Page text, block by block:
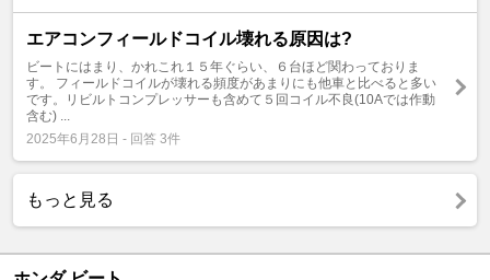
エアコンフィールドコイル壊れる原因は?
ビートにはまり、かれこれ１５年ぐらい、６台ほど関わっておりま
す。 フィールドコイルが壊れる頻度があまりにも他車と比べると多い
です。リビルトコンプレッサーも含めて５回コイル不良(10Aでは作動
含む) ...
2025年6月28日 - 回答 3件
もっと見る